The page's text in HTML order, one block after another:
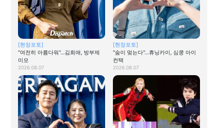
[현장포토]
"여전히 아름다워"…김희애, 방부제
미모
2026.08.07
[현장포토]
"숨이 멎는다"…휴닝카이, 심쿵 아이
컨택
2026.08.07